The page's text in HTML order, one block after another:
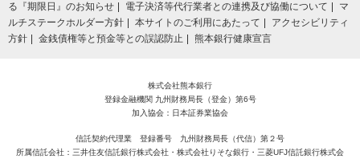
る『期限日』のお知らせ
電子決済等代行業者との連携及び協働について
マ
ルチステークホルダー方針
本サイトのご利用にあたって
アクセシビリティ
方針
金銭債権等と預金等との誤認防止 熊本銀行健康宣言
株式会社熊本銀行
登録金融機関 九州財務局長（登金）第6号
加入協会：日本証券業協会
信託契約代理業 登録番号 九州財務局長（代信）第２号
所属信託会社：三井住友信託銀行株式会社・株式会社りそな銀行・三菱UFJ信託銀行株式会